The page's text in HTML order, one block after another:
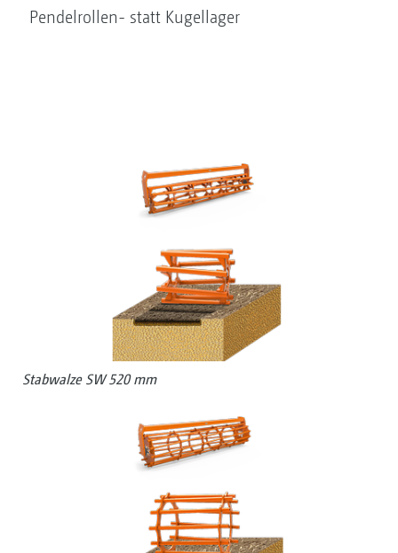
Pendelrollen- statt Kugellager
Stabwalze SW 520 mm